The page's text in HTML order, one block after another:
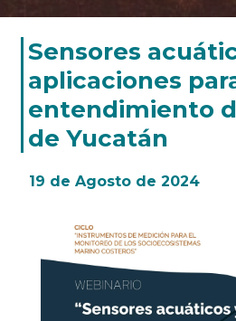
Sensores
aplicaciones
entendimiento
de Yucatán
19 de Agosto de 2024